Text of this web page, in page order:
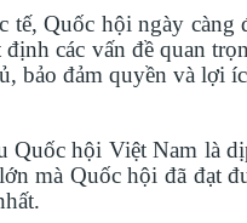
Quốc hội ngày
các vấn đề quan
bảo đảm quyền và lợi
hội Việt Nam là
mà Quốc hội đã đạt